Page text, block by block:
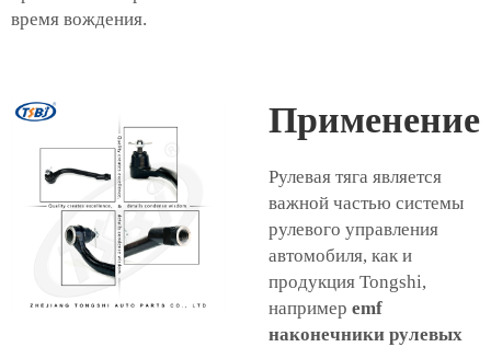
время вождения.
Применение
Рулевая тяга является
важной частью системы
рулевого управления
автомобиля, как и
продукция Tongshi,
например emf
наконечники рулевых